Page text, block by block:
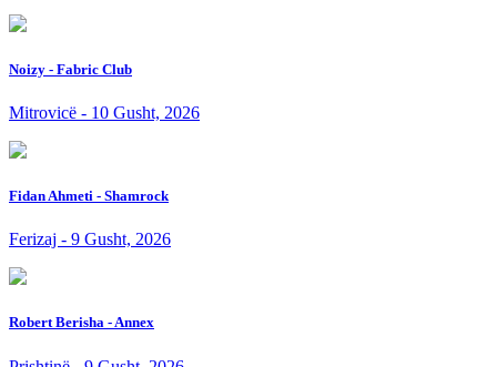
Noizy - Fabric Club
Mitrovicë - 10 Gusht, 2026
Fidan Ahmeti - Shamrock
Ferizaj - 9 Gusht, 2026
Robert Berisha - Annex